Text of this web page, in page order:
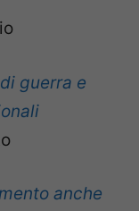
guerra e
anche